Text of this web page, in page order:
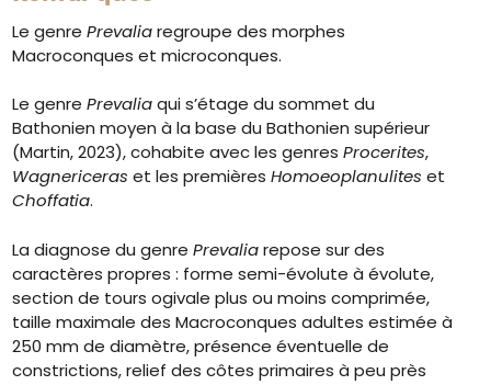
Le genrePrevaliaregroupe des morphes
Macroconques et microconques.
Le genrePrevaliaqui s’étage du sommet du
Bathonien moyen à la base du Bathonien supérieur
(Martin, 2023), cohabite avec les genresProcerites,
Wagnericeras et les premièresHomoeoplanuliteset
Choffatia.
La diagnose du genrePrevaliarepose sur des
caractères propres : forme semi-évolute à évolute,
section de tours ogivale plus ou moins comprimée,
taille maximale des Macroconques adultes estimée à
250 mm de diamètre, présence éventuelle de
constrictions, relief des côtes primaires à peu près